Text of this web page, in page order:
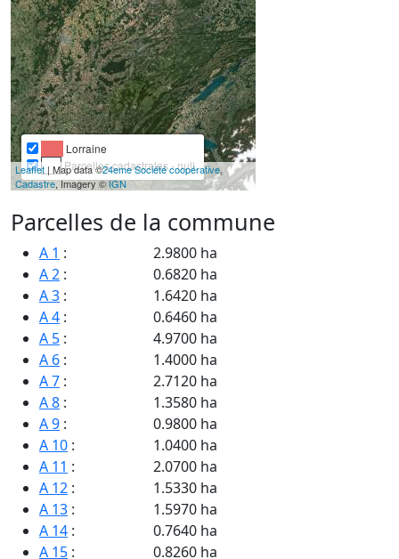
Lorraine
Parcelles cadastrales - null
Leaflet | Map data ©24eme Société coopérative,
Cadastre, Imagery ©IGN
Parcelles de la commune
A 1 :
2.9800 ha
A 2 :
0.6820 ha
A 3 :
1.6420 ha
A 4 :
0.6460 ha
A 5 :
4.9700 ha
A 6 :
1.4000 ha
A 7 :
2.7120 ha
A 8 :
1.3580 ha
A 9 :
0.9800 ha
A 10 :
1.0400 ha
A 11 :
2.0700 ha
A 12 :
1.5330 ha
A 13 :
1.5970 ha
A 14 :
0.7640 ha
A 15 : 0.8260 ha